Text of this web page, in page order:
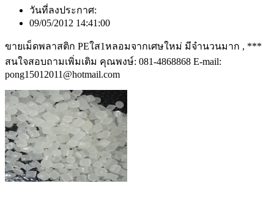
วันที่ลงประกาศ:
09/05/2012 14:41:00
ขายเม็ดพลาสติก PEใส1หลอมจากเศษใหม่ มีจำนวนมาก , ***
สนใจสอบถามเพิ่มเติม คุณพงษ์: 081-4868868 E-mail:
pong15012011@hotmail.com